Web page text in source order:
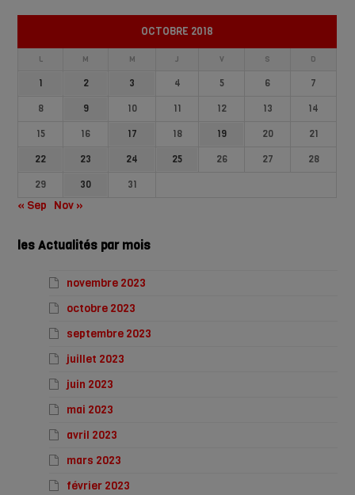
OCTOBRE 2018
L M M J V S D
1 2 3 4 5 6
7
8
9 10 11 12 13
14
15
16 17 18 19 20
21
22
23 24 25 26 27
28
29
30 31
« Sep Nov »
les Actualités par mois
novembre 2023
octobre 2023
septembre 2023
juillet 2023
juin 2023
mai 2023
avril 2023
mars 2023
février 2023